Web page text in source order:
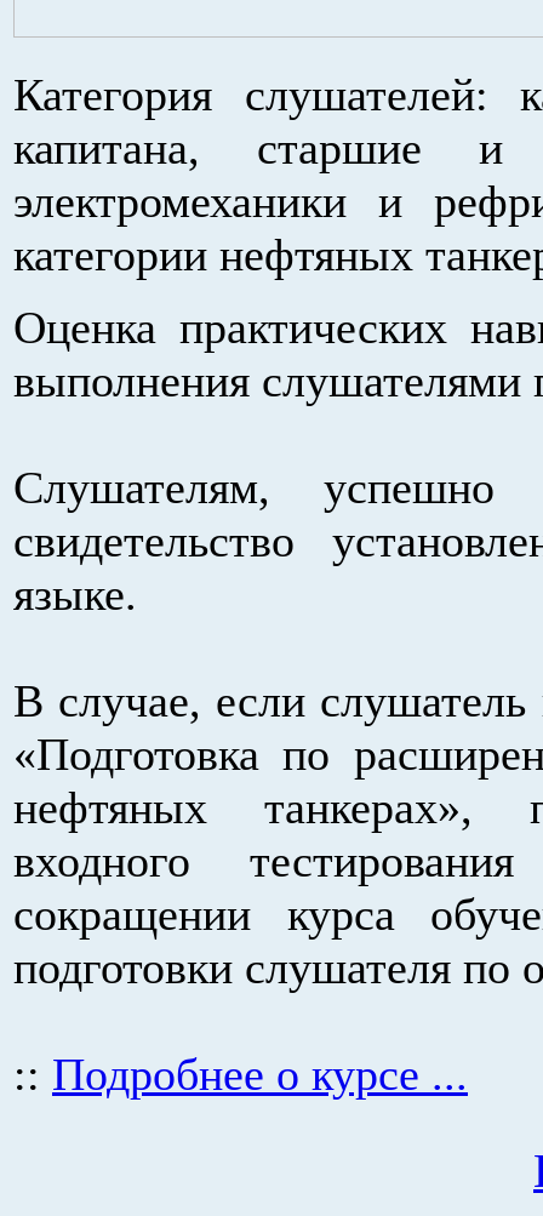
Категория слушателей:
капитана, старшие и
электромеханики и
категории нефтяных
Оценка практических
выполнения слушателями
Слушателям, успешно
свидетельство
языке.
В случае, если
«Подготовка по
нефтяных танкерах»,
входного
сокращении курса
подготовки слушателя
:: Подробнее о курсе ...